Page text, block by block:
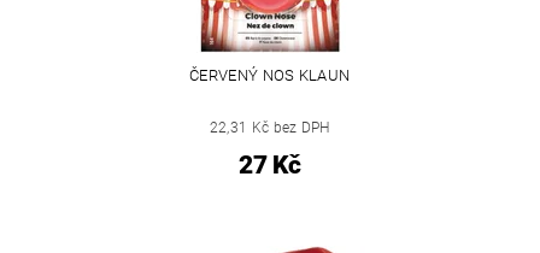
ČERVENÝ NOS KLAUN
22,31 Kč bez DPH
27 Kč